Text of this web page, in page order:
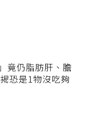
竟仍脂肪肝、膽
恐是1物沒吃夠